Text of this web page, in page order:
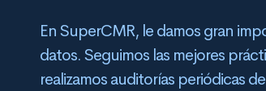
En SuperCMR, le damos gran
datos. Seguimos las mejores
realizamos auditorías periódicas